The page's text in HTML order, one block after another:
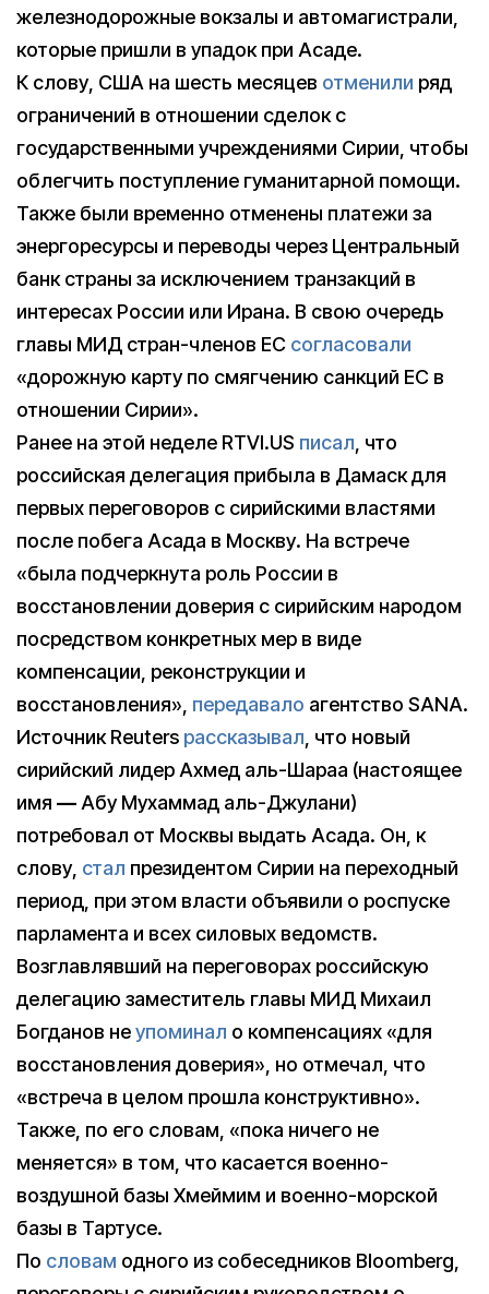
железнодорожные вокзалы и автомагистрали,
которые пришли в упадок при Асаде.
К слову, США на шесть месяцев отменили ряд
ограничений в отношении сделок с
государственными учреждениями Сирии, чтобы
облегчить поступление гуманитарной помощи.
Также были временно отменены платежи за
энергоресурсы и переводы через Центральный
банк страны за исключением транзакций в
интересах России или Ирана. В свою очередь
главы МИД стран-членов ЕС согласовали
«дорожную карту по смягчению санкций ЕС в
отношении Сирии».
Ранее на этой неделе RTVI.US писал, что
российская делегация прибыла в Дамаск для
первых переговоров с сирийскими властями
после побега Асада в Москву. На встрече
«была подчеркнута роль России в
восстановлении доверия с сирийским народом
посредством конкретных мер в виде
компенсации, реконструкции и
восстановления», передавало агентство SANA.
Источник Reuters рассказывал, что новый
сирийский лидер Ахмед аль-Шараа (настоящее
имя —Абу Мухаммад аль-Джулани)
потребовал от Москвы выдать Асада. Он, к
слову, стал президентом Сирии на переходный
период, при этом власти объявили о роспуске
парламента и всех силовых ведомств.
Возглавлявший на переговорах российскую
делегацию заместитель главы МИД Михаил
Богданов неупоминал о компенсациях «для
восстановления доверия», но отмечал, что
«встреча в целом прошла конструктивно».
Также, по его словам, «пока ничего не
меняется» в том, что касается военно-
воздушной базы Хмеймим и военно-морской
базы в Тартусе.
По словам одного из собеседников Bloomberg,